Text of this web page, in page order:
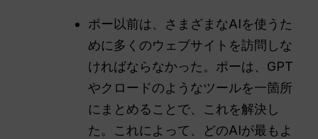
ポー以前は、さまざまなAIを使うた
めに多くのウェブサイトを訪問しな
ければならなかった。ポーは、GPT
やクロードのようなツールを一箇所
にまとめることで、これを解決し
た。これによって、どのAIが最もよ